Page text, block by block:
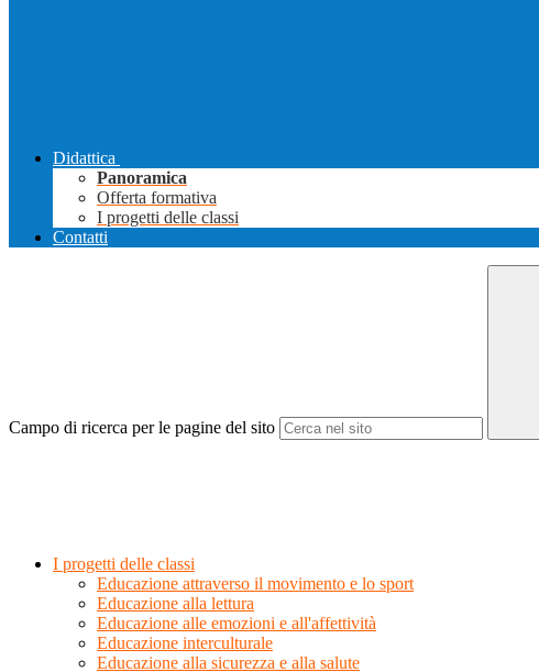
Didattica
Panoramica
Offerta formativa
I progetti delle classi
Contatti
Campo di ricerca per le pagine del sito
I progetti delle classi
Educazione attraverso il movimento e lo sport
Educazione alla lettura
Educazione alle emozioni e all'affettività
Educazione interculturale
Educazione alla sicurezza e alla salute